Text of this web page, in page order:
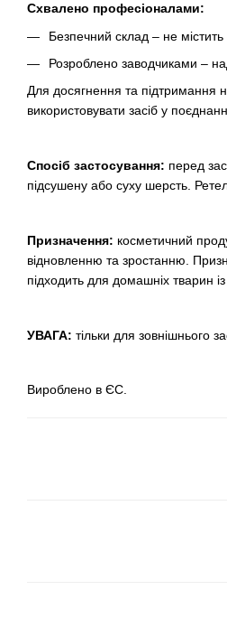
Схвалено професіоналами:
Безпечний склад – не містить
Розроблено заводчиками –
Для досягнення та підтримання
використовувати засіб у
Спосіб застосування: перед
підсушену або суху шерсть.
Призначення: косметичний
відновленню та зростанню.
підходить для домашніх тварин
УВАГА: тільки для зовнішнього
Вироблено в ЄС.